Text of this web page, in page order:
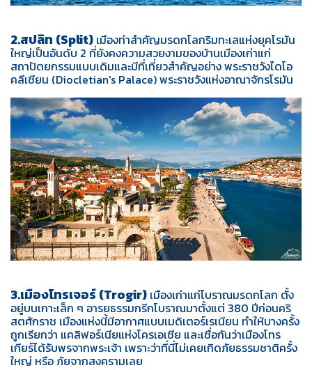
2.สปลิท (Split) เมืองท่าสำคัญมรดกโลกริมทะเลแห่งยุคโรมัน
ใหญ่เป็นอันดับ 2 ที่ยังคงความสวยงามของบ้านเมืองเก่าแก่
สถาปัตยกรรมแบบเดิมและมีที่เที่ยวสำคัญอย่าง พระราชวังไดโอ
คลีเชียน (Diocletian's Palace) พระราชวังแห่งอาณาจักรโรมัน
3.เมืองโทรเจอร์ (Trogir) เมืองเก่าแก่โบราณมรดกโลก ตั้ง
อยู่บนเกาะเล็ก ๆ อารยธรรมกรีกโบราณมาตั้งแต่ 380 ปีก่อนคริ
สตศักราช เมืองแห่งนี้มีอากาศแบบเมดิเตอร์เรเนียน ทำให้บางครั้ง
ถูกเรียกว่า แคลิฟอร์เนียแห่งโครเอเชีย และเชื่อกันว่าเมืองโทร
เกียร์ได้รับพรจากพระเจ้า เพราะว่าที่นี่ไม่เคยเกิดภัยธรรมชาติครั้ง
ใหญ่ หรือ ภัยจากสงครามเลย